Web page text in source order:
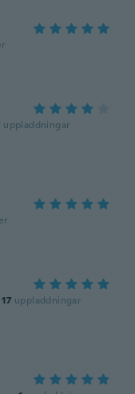
uppladdningar
17 uppladdningar